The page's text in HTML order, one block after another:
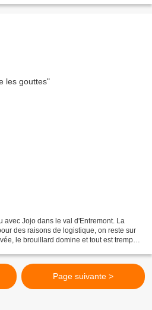
avec Jojo dans le val d'Entremont. La
des raisons de logistique, on reste sur
le brouillard domine et tout est trempé.
Page suivante >